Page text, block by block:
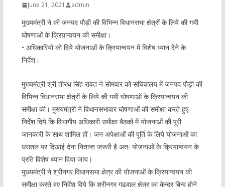
June 21, 2021 admin
मुख्यमंत्री ने की जनपद पौड़ी की विभिन्न विधानसभा क्षेत्रों के लिये की गयी
घोषणाओं के क्रियान्वयन की समीक्षा।
• अधिकारियों को दिये योजनाओं के क्रियान्वयन में विशेष ध्यान देने के
निर्देश।
मुख्यमंत्री श्री तीरथ सिंह रावत ने सोमवार को सचिवालय में जनपद पौड़ी की
विभिन्न विधानसभा क्षेत्रों के लिये की गयी घोषणाओं के क्रियान्वयन की
समीक्षा की। मुख्यमंत्री ने विधानसभावार घोषणाओं की समीक्षा करते हुए
निर्देश दिये कि विभागीय अधिकारी समीक्षा बैठकों में योजनाओं की पूरी
जानकारी के साथ शामिल हों। जन अपेक्षाओं की पूर्ति के लिये योजनाओं का
धरातल पर दिखाई देना नितान्त जरूरी है अतः योजनाओं के क्रियान्वयन के
प्रति विशेष ध्यान दिया जाय।
मुख्यमंत्री ने श्रीनगर विधानसभा क्षेत्र की योजनाओं के क्रियान्वयन की
समीक्षा करते हुए निर्देश दिये कि श्रीनगर गढ़वाल क्षेत्र का केन्द्र बिन्दु होने